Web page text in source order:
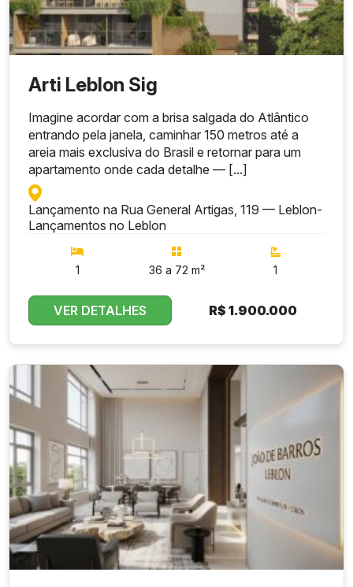
Arti Leblon Sig
Imagine acordar com a brisa salgada do Atlântico
entrando pela janela, caminhar 150 metros até a
areia mais exclusiva do Brasil e retornar para um
apartamento onde cada detalhe — [...]
Lançamento na Rua General Artigas, 119 — Leblon-
Lançamentos no Leblon
1 36 a 72 m² 1
VER DETALHES R$ 1.900.000